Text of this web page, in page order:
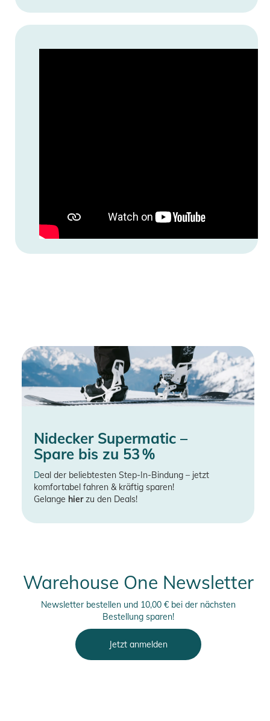
Nidecker Supermatic –
Spare bis zu 53 %
Deal der beliebtesten Step-In-Bindung – jetzt
komfortabel fahren & kräftig sparen!
Gelange hierzu den Deals!
Warehouse One Newsletter
Newsletter bestellen und 10,00 € bei der nächsten
Bestellung sparen!
Jetzt anmelden